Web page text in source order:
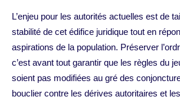
L’enjeu pour les autorités actuelles est de
stabilité de cet édifice juridique tout en
aspirations de la population. Préserver
c’est avant tout garantir que les règles du
soient pas modifiées au gré des
bouclier contre les dérives autoritaires et